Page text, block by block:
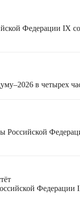
Федерации IX
в четырех
Российской
Федерации